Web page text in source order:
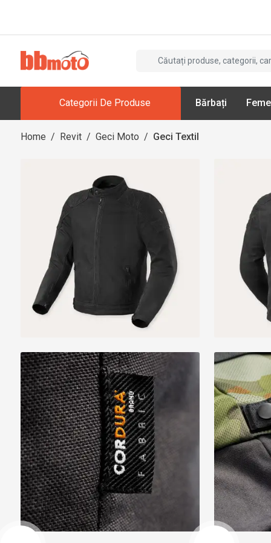
Categorii De Produse Bărbați
Home / Revit / Geci Moto / Geci Textil